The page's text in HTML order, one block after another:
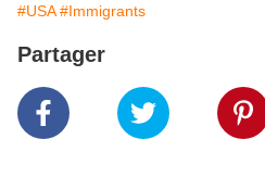
#USA #Immigrants
Partager